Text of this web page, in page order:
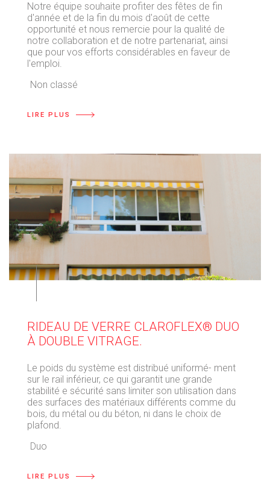
Notre équipe souhaite profiter des fêtes de fin
d'année et de la fin du mois d'août de cette
opportunité et nous remercie pour la qualité de
notre collaboration et de notre partenariat, ainsi
que pour vos efforts considérables en faveur de
l'emploi.
Non classé
LIRE PLUS
RIDEAU DE VERRE CLAROFLEX® DUO
À DOUBLE VITRAGE.
Le poids du système est distribué uniformé- ment
sur le rail inférieur, ce qui garantit une grande
stabilité e sécurité sans limiter son utilisation dans
des surfaces des matériaux différents comme du
bois, du métal ou du béton, ni dans le choix de
plafond.
Duo
LIRE PLUS